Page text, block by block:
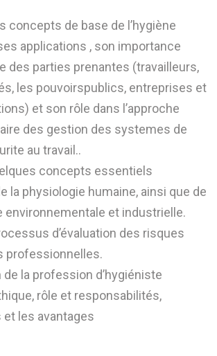
concepts de base de l’hygiène
applications , son importance
des parties prenantes (travailleurs,
les pouvoirspublics, entreprises et
et son rôle dans l’approche
des gestion des systemes de
au travail..
concepts essentiels
la physiologie humaine, ainsi que de
environnementale et industrielle.
d’évaluation des risques
professionnelles.
la profession d’hygiéniste
rôle et responsabilités,
les avantages